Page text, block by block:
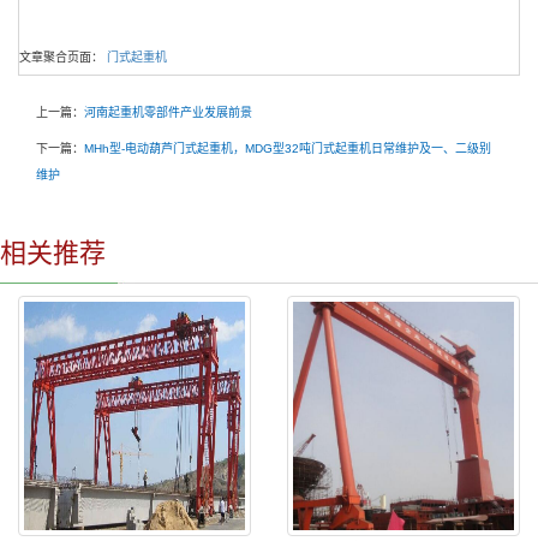
文章聚合页面： 门式起重机
上一篇： 河南起重机零部件产业发展前景
下一篇： MHh型-电动葫芦门式起重机，MDG型32吨门式起重机日常维护及一、二级别
维护
相关推荐